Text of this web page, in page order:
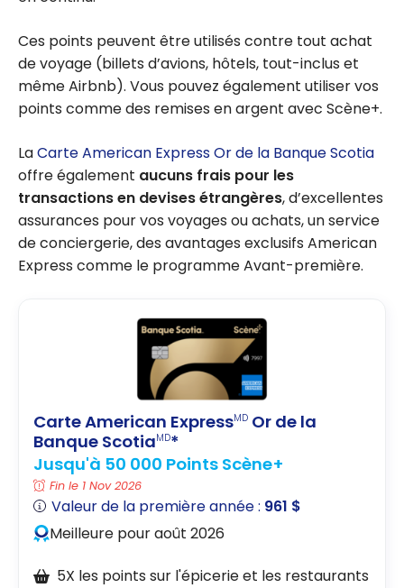
Ces points peuvent être utilisés contre tout achat
de voyage (billets d’avions, hôtels, tout-inclus et
même Airbnb). Vous pouvez également utiliser vos
points comme des remises en argent avec Scène+.
LaCarte American Express Or de la Banque Scotia
offre également aucuns frais pour les
transactions en devises étrangères, d’excellentes
assurances pour vos voyages ou achats, un service
de conciergerie, des avantages exclusifs American
Express comme le programme Avant-première.
Carte American ExpressMD Or de la
Banque ScotiaMD*
Jusqu'à 50 000 Points Scène+
Fin le 1 Nov 2026
Valeur de la première année : 961 $
Meilleure pour août 2026
5X les points sur l'épicerie et les restaurants